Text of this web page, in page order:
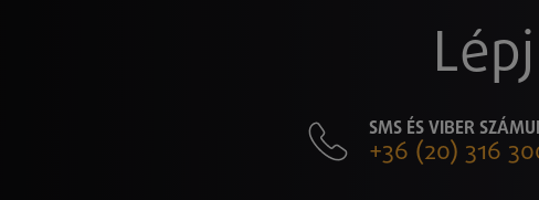
SMS ÉS VIBER
+36 (20) 316